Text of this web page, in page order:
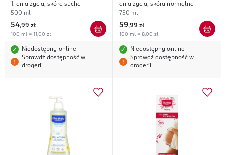
1. dnia życia, skóra sucha
500 ml
54,99 zł
100 ml = 11,00 zł
Niedostępny online
Sprawdź dostępność w
drogerii
dnia życia, skóra normalna
750 ml
59,99 zł
100 ml = 8,00 zł
Niedostępny online
Sprawdź dostępność w
drogerii